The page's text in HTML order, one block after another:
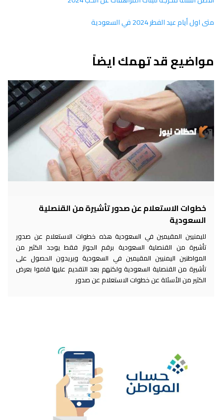
متى اول أيام عيد الفطر 2024 في السعودية
مواضيع قد تهمك ايضاً
خطوات الاستعلام عن صدور تأشيرة من القنصلية
السعودية
لليمنيين المقيمين في السعودية هذه خطوات الاستعلام عن صدور
تأشيرة من القنصلية السعودية برقم الجواز فقط يوجد الكثير من
المواطنين اليمنيين المقيمين في السعودية ويريدون الحصول على
تأشيرة من القنصلية السعودية ولكنهم بعد التقديم عليها قاموا بعرض
الكثير من الأسئلة عن خطوات الاستعلام عن صدور